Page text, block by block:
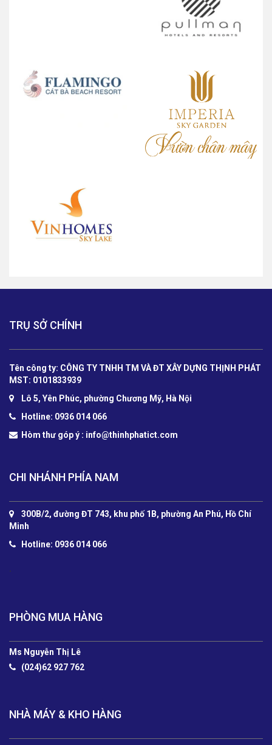
TRỤ SỞ CHÍNH
Tên công ty: CÔNG TY TNHH TM VÀ ĐT XÂY DỰNG THỊNH PHÁT
MST: 0101833939
Lô 5, Yên Phúc, phường Chương Mỹ, Hà Nội
Hotline: 0936 014 066
Hòm thư góp ý : info@thinhphatict.com
CHI NHÁNH PHÍA NAM
300B/2, đường ĐT 743, khu phố 1B, phường An Phú, Hồ Chí
Minh
Hotline: 0936 014 066
.
PHÒNG MUA HÀNG
Ms Nguyễn Thị Lê
(024)62 927 762
NHÀ MÁY & KHO HÀNG